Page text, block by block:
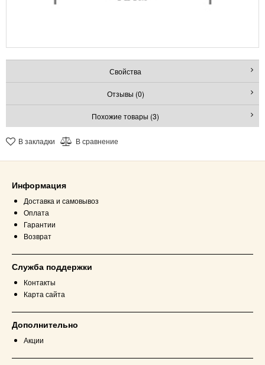
Свойства
Отзывы (0)
Похожие товары (3)
В закладки В сравнение
Информация
Доставка и самовывоз
Оплата
Гарантии
Возврат
Служба поддержки
Контакты
Карта сайта
Дополнительно
Акции